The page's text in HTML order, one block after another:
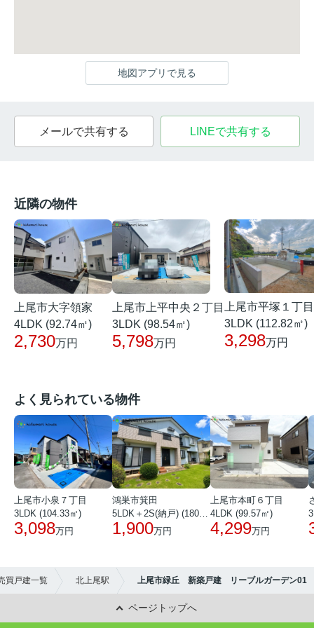
地図アプリで見る
メールで共有する LINEで共有する
近隣の物件
上尾市大字領家
4LDK (92.74㎡)
2,730万円
上尾市上平中央２丁目
3LDK (98.54㎡)
5,798万円
上尾市平塚１丁目
3LDK (112.82㎡)
3,298万円
よく見られている物件
上尾市小泉７丁目
3LDK (104.33㎡)
3,098万円
鴻巣市箕田
1,900万円
上尾市本町６丁目
4LDK (99.57㎡)
4,299万円
買戸建一覧 北上尾駅 上尾市緑丘 新築戸建 リーブルガーデン01
ページトップへ